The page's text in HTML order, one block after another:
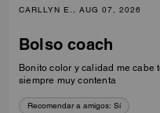
CARLLYN E., AUG 07, 2026
Bolso coach
Bonito color y calidad me cabe
siempre muy contenta
Recomendar a amigos: Sí